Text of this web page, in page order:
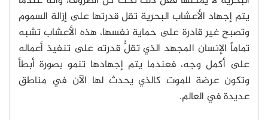
يتم إجهاد الأعشاب البحرية تقل قدرتها على إزالة السموم
وتصبح غير قادرة على حماية نفسها، هذه الأعشاب تشبه
تماماً الإنسان المجهد الذي تقلُّ قدرته على تنفيذ أعماله
على أكمل وجه، فعندما يتم إجهادها تنمو بصورة أبطأ
وتكون عرضة للموت كالذي يحدث لها الآن في مناطق
عديدة في العالم.